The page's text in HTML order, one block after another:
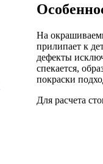
На
прилипает к
дефекты
спекается,
покраски
Для расчета